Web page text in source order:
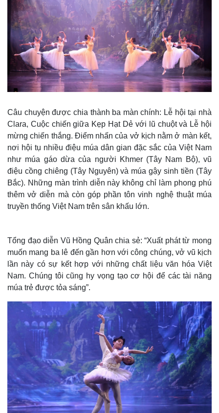
Thế giới
Quan sát
Cuộc sống đó đây
Hồ sơ
Multimedia
Video
Ảnh
E-Magazine
Infographic
Câu chuyện được chia thành ba màn chính: Lễ hội tại nhà
Clara, Cuộc chiến giữa Kẹp Hạt Dẻ với lũ chuột và Lễ hội
mừng chiến thắng. Điểm nhấn của vở kịch nằm ở màn kết,
nơi hội tụ nhiều điệu múa dân gian đặc sắc của Việt Nam
như múa gáo dừa của người Khmer (Tây Nam Bộ), vũ
điệu cồng chiêng (Tây Nguyên) và múa gậy sinh tiền (Tây
Bắc). Những màn trình diễn này không chỉ làm phong phú
thêm vở diễn mà còn góp phần tôn vinh nghệ thuật múa
truyền thống Việt Nam trên sân khấu lớn.
Tổng đạo diễn Vũ Hồng Quân chia sẻ: “Xuất phát từ mong
muốn mang ba lê đến gần hơn với công chúng, vở vũ kịch
lần này có sự kết hợp với những chất liệu văn hóa Việt
Nam. Chúng tôi cũng hy vọng tạo cơ hội để các tài năng
múa trẻ được tỏa sáng”.